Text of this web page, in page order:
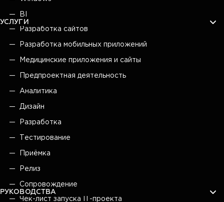
BI
УСЛУГИ
Разработка сайтов
Разработка мобильных приложений
Медицинские приложения и сайты
Предпроектная деятельность
Аналитика
Дизайн
Разработка
Тестирование
Приёмка
Релиз
Сопровождение
РУКОВОДСТВА
Чек-лист запуска IT-проекта